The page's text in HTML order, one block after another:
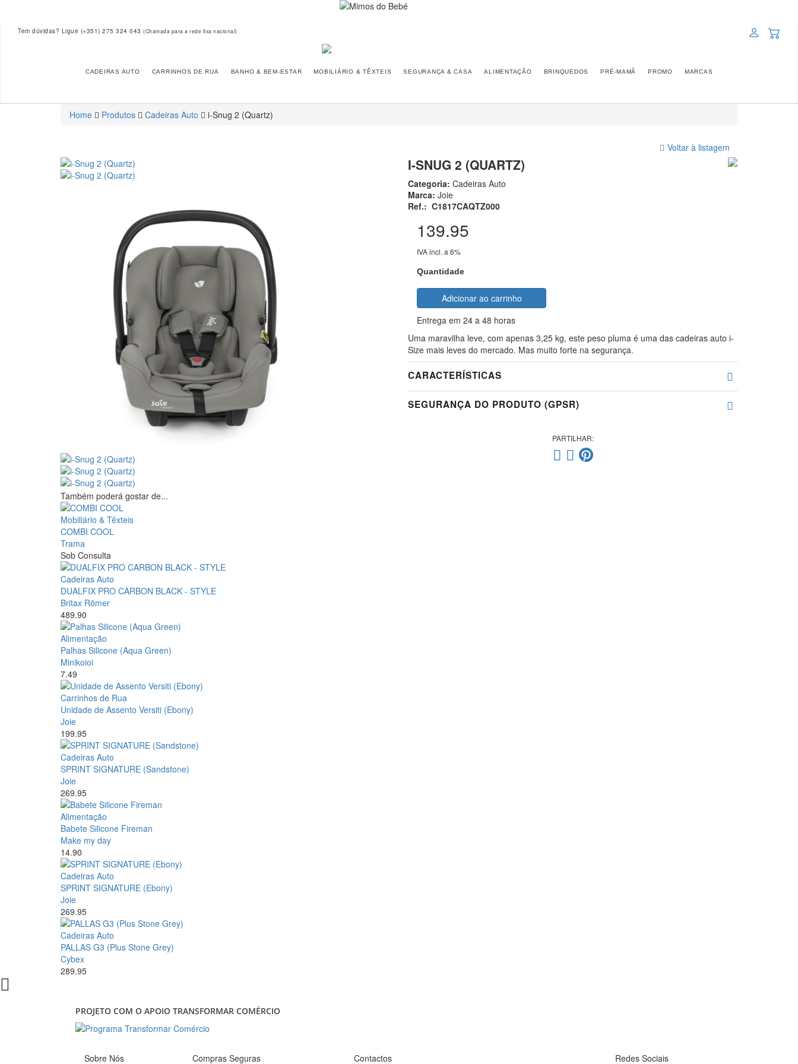
Tem dúvidas? Ligue (+351) 275 324 043 (Chamada para a rede fixa nacional)
CADEIRAS AUTO CARRINHOS DE RUA BANHO & BEM-ESTAR MOBILIÁRIO & TÊXTEIS SEGURANÇA & CASA ALIMENTAÇÃO BRINQUEDOS PRÉ-MAMÃ PROMO MARCAS
Home Produtos Cadeiras Auto i-Snug 2 (Quartz)
Voltar à listagem
I-SNUG 2 (QUARTZ)
Categoria: Cadeiras Auto
Marca: Joie
Ref.: C1817CAQTZ000
139.95
IVA incl. a 6%
Quantidade
Adicionar ao carrinho
Entrega em 24 a 48 horas
Uma maravilha leve, com apenas 3,25 kg, este peso pluma é uma das cadeiras auto i-
Size mais leves do mercado. Mas muito forte na segurança.
CARACTERÍSTICAS
SEGURANÇA DO PRODUTO (GPSR)
PARTILHAR:
Também poderá gostar de...
Mobiliário & Têxteis
COMBI COOL
Trama
Sob Consulta
Cadeiras Auto
DUALFIX PRO CARBON BLACK - STYLE
Britax Römer
489.90
Alimentação
Palhas Silicone (Aqua Green)
Minikoioi
7.49
Carrinhos de Rua
Unidade de Assento Versiti (Ebony)
Joie
199.95
Cadeiras Auto
SPRINT SIGNATURE (Sandstone)
Joie
269.95
Alimentação
Babete Silicone Fireman
Make my day
14.90
Cadeiras Auto
SPRINT SIGNATURE (Ebony)
Joie
269.95
Cadeiras Auto
PALLAS G3 (Plus Stone Grey)
Cybex
289.95
PROJETO COM O APOIO TRANSFORMAR COMÉRCIO
Sobre Nós
Compras Seguras
Contactos
Redes Sociais